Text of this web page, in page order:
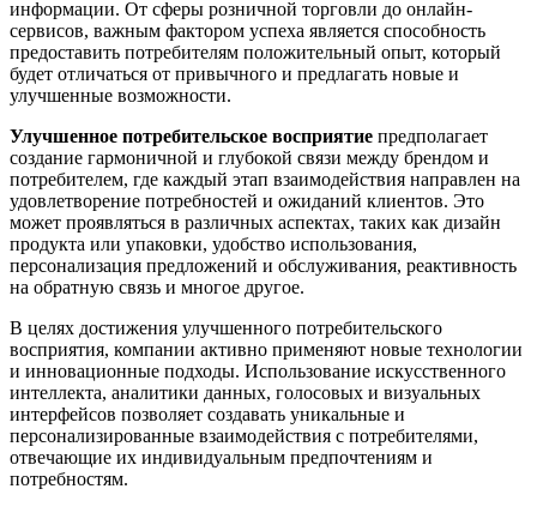
информации. От сферы розничной торговли до онлайн-
сервисов, важным фактором успеха является способность
предоставить потребителям положительный опыт, который
будет отличаться от привычного и предлагать новые и
улучшенные возможности.
Улучшенное потребительское восприятие предполагает
создание гармоничной и глубокой связи между брендом и
потребителем, где каждый этап взаимодействия направлен на
удовлетворение потребностей и ожиданий клиентов. Это
может проявляться в различных аспектах, таких как дизайн
продукта или упаковки, удобство использования,
персонализация предложений и обслуживания, реактивность
на обратную связь и многое другое.
В целях достижения улучшенного потребительского
восприятия, компании активно применяют новые технологии
и инновационные подходы. Использование искусственного
интеллекта, аналитики данных, голосовых и визуальных
интерфейсов позволяет создавать уникальные и
персонализированные взаимодействия с потребителями,
отвечающие их индивидуальным предпочтениям и
потребностям.